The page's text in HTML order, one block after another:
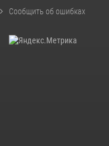
Сообщить об ошибках